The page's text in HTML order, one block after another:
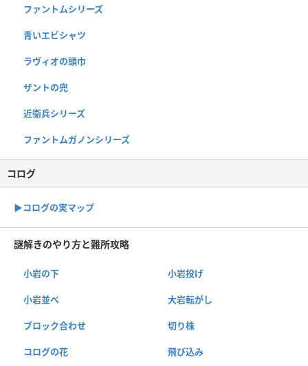
ファントムシリーズ
青いエビシャツ
ラヴィオの頭巾
ザントの兜
近衛兵シリーズ
ファントムガノンシリーズ
コログ
▶︎コログの実マップ
謎解きのやり方と難所攻略
小岩の下 小岩投げ
小岩並べ 大岩転がし
ブロック合わせ 切り株
コログの花 飛び込み